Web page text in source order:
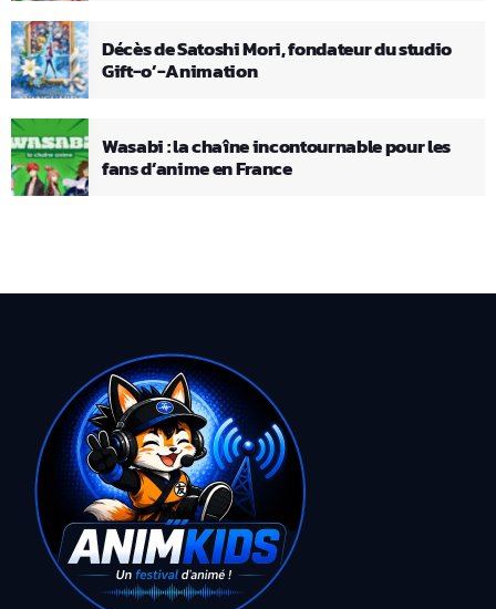
Décès de Satoshi Mori, fondateur du studio
Gift-o’-Animation
Wasabi : la chaîne incontournable pour les
fans d’anime en France